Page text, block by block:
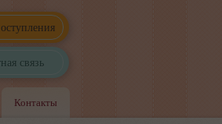
связь
Контакты